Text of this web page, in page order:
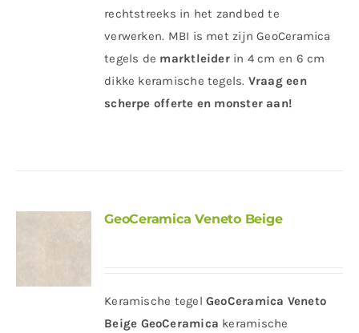
rechtstreeks in het zandbed te
verwerken. MBI is met zijn GeoCeramica
tegels de marktleiderin 4 cm en 6 cm
dikke keramische tegels. Vraag een
scherpe offerte en monster aan!
GeoCeramica Veneto Beige
Keramische tegel GeoCeramica Veneto
Beige GeoCeramica keramische